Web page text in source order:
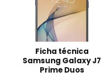
Ficha técnica
Samsung Galaxy J7
Prime Duos